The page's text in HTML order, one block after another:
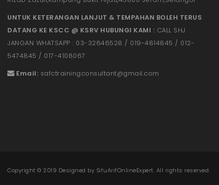
UNTUK KETERANGAN LANJUT & TEMPAHAN BOLEH TERUS
DATANG KE KSCC @ KSRV HUBUNGI KAMI : CALL SHJ
JANGAN WHATSAPP : 03-32646528 / 019-4814845 / 012-
5474845 / 017-4108067
Email: safctrainingconsultant@gmail.com
Copyright © 2019 Designed by SifuArifOnlineExpert. All rights reserved.